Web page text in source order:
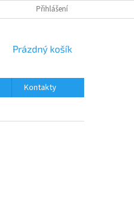
Přihlášení
NÁKUPNÍ
Prázdný košík
Kontakty